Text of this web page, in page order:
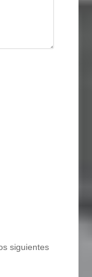
siguientes